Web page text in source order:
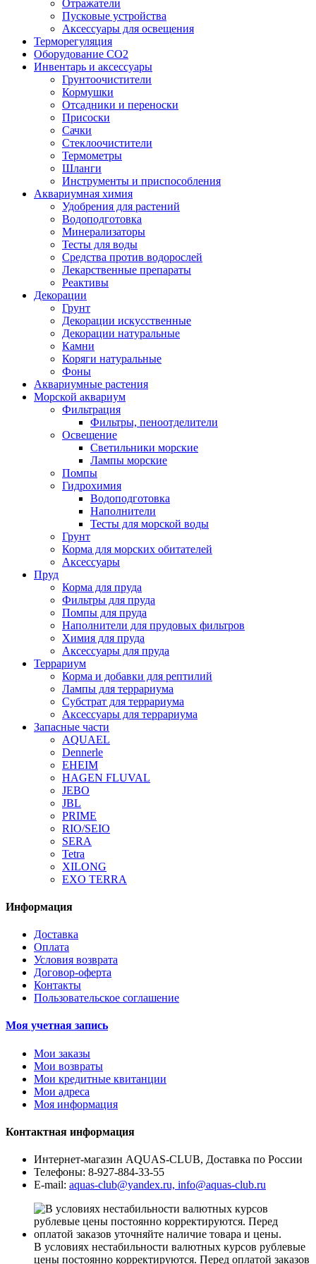
Отражатели
Пусковые устройства
Аксессуары для освещения
Терморегуляция
Оборудование CO2
Инвентарь и аксессуары
Грунтоочистители
Кормушки
Отсадники и переноски
Присоски
Сачки
Стеклоочистители
Термометры
Шланги
Инструменты и приспособления
Аквариумная химия
Удобрения для растений
Водоподготовка
Минерализаторы
Тесты для воды
Средства против водорослей
Лекарственные препараты
Реактивы
Декорации
Грунт
Декорации искусственные
Декорации натуральные
Камни
Коряги натуральные
Фоны
Аквариумные растения
Морской аквариум
Фильтрация
Фильтры, пеноотделители
Освещение
Светильники морские
Лампы морские
Помпы
Гидрохимия
Водоподготовка
Наполнители
Тесты для морской воды
Грунт
Корма для морских обитателей
Аксессуары
Пруд
Корма для пруда
Фильтры для пруда
Помпы для пруда
Наполнители для прудовых фильтров
Химия для пруда
Аксессуары для пруда
Террариум
Корма и добавки для рептилий
Лампы для террариума
Субстрат для террариума
Аксессуары для террариума
Запасные части
AQUAEL
Dennerle
EHEIM
HAGEN FLUVAL
JEBO
JBL
PRIME
RIO/SEIO
SERA
Tetra
XILONG
EXO TERRA
Информация
Доставка
Оплата
Условия возврата
Договор-оферта
Контакты
Пользовательское соглашение
Моя учетная запись
Мои заказы
Мои возвраты
Мои кредитные квитанции
Мои адреса
Моя информация
Контактная информация
Интернет-магазин AQUAS-CLUB, Доставка по России
Телефоны: 8-927-884-33-55
E-mail: aquas-club@yandex.ru, info@aquas-club.ru
В условиях нестабильности валютных курсов рублевые
цены постоянно корректируются. Перед оплатой заказов